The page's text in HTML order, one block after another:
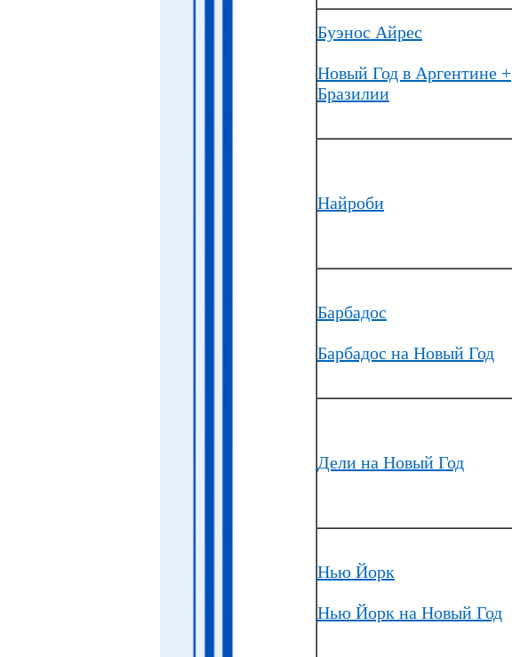
Буэнос Айрес
Новый Год в Аргентине +
Бразилии
Найроби
Барбадос
Барбадос на Новый Год
Дели на Новый Год
Нью Йорк
Нью Йорк на Новый Год